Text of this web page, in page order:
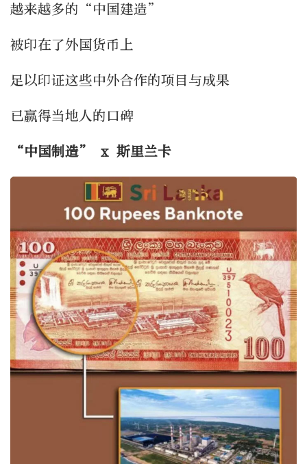
越来越多的“中国建造”
被印在了外国货币上
足以印证这些中外合作的项目与成果
已赢得当地人的口碑
“中国制造” x 斯里兰卡